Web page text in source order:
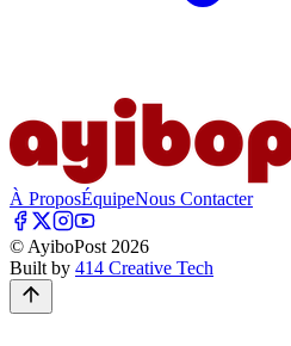
À ProposÉquipeNous Contacter
© AyiboPost 2026
Built by 414 Creative Tech